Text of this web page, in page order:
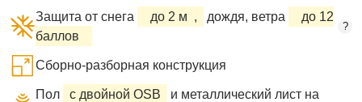
Защита от снега до 2 м , дождя, ветра
до 12
баллов
?
Сборно-разборная конструкция
Пол с двойной OSB
и металлический лист на